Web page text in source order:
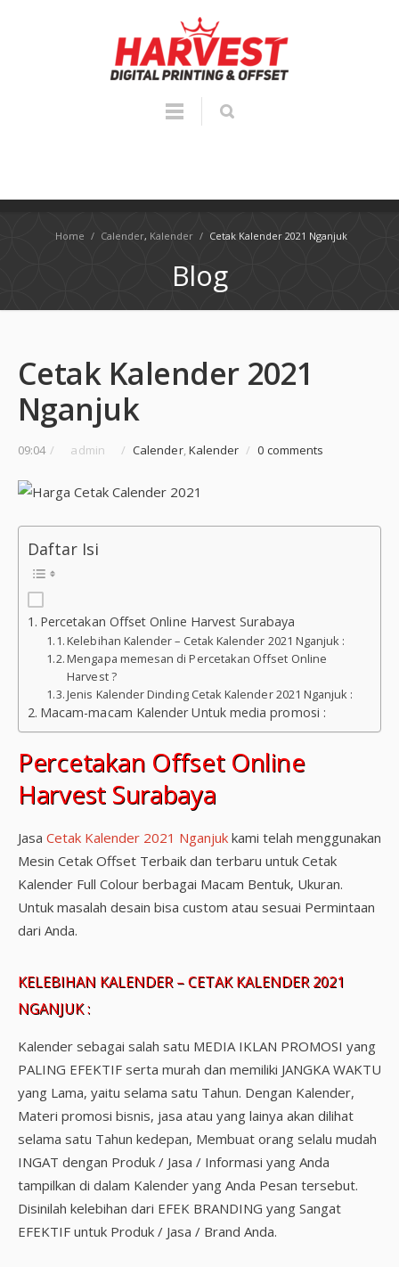
Home / Calender, Kalender / Cetak Kalender 2021 Nganjuk
Blog
Cetak Kalender 2021
Nganjuk
09:04 / admin / Calender,Kalender / 0 comments
Daftar Isi
Percetakan Offset Online Harvest Surabaya
Kelebihan Kalender – Cetak Kalender 2021 Nganjuk :
Mengapa memesan di Percetakan Offset Online
Harvest ?
Jenis Kalender Dinding Cetak Kalender 2021 Nganjuk :
Macam-macam Kalender Untuk media promosi :
Percetakan Offset Online
Harvest Surabaya
Jasa Cetak Kalender 2021 Nganjuk kami telah menggunakan
Mesin Cetak Offset Terbaik dan terbaru untuk Cetak
Kalender Full Colour berbagai Macam Bentuk, Ukuran.
Untuk masalah desain bisa custom atau sesuai Permintaan
dari Anda.
KELEBIHAN KALENDER – CETAK KALENDER 2021
NGANJUK :
Kalender sebagai salah satu MEDIA IKLAN PROMOSI yang
PALING EFEKTIF serta murah dan memiliki JANGKA WAKTU
yang Lama, yaitu selama satu Tahun. Dengan Kalender,
Materi promosi bisnis, jasa atau yang lainya akan dilihat
selama satu Tahun kedepan, Membuat orang selalu mudah
INGAT dengan Produk / Jasa / Informasi yang Anda
tampilkan di dalam Kalender yang Anda Pesan tersebut.
Disinilah kelebihan dari EFEK BRANDING yang Sangat
EFEKTIF untuk Produk / Jasa / Brand Anda.